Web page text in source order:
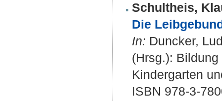
Schultheis,
Die
In: Duncker,
(Hrsg.):
Kindergarten
ISBN 978-3-